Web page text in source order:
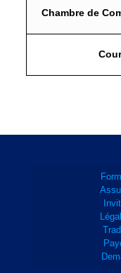
Chambre de